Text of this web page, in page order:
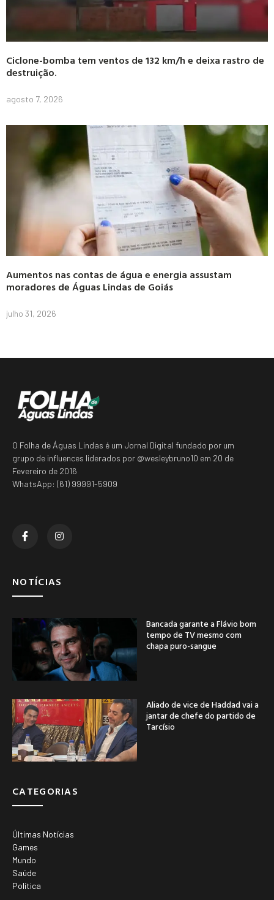
Ciclone-bomba tem ventos de 132 km/h e deixa rastro de
destruição.
agosto 7, 2026
Aumentos nas contas de água e energia assustam
moradores de Águas Lindas de Goiás
julho 31, 2026
O Folha de Águas Lindas é um Jornal Digital fundado por um
grupo de influences liderados por @wesleybruno10 em 20 de
Fevereiro de 2016
WhatsApp: (61) 99991-5909
NOTÍCIAS
Bancada garante a Flávio bom
tempo de TV mesmo com
chapa puro-sangue
Aliado de vice de Haddad vai a
jantar de chefe do partido de
Tarcísio
CATEGORIAS
Últimas Notícias
Games
Mundo
Saúde
Política